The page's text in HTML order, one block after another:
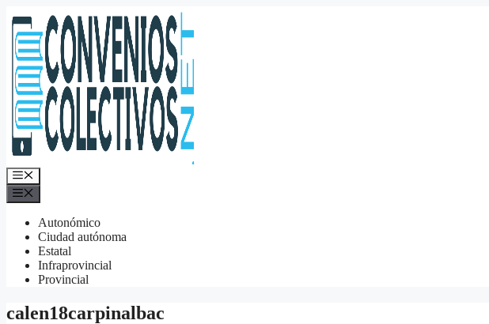
al
contenido
Menú
Autonómico
Ciudad autónoma
Estatal
Infraprovincial
Provincial
calen18carpinalbac